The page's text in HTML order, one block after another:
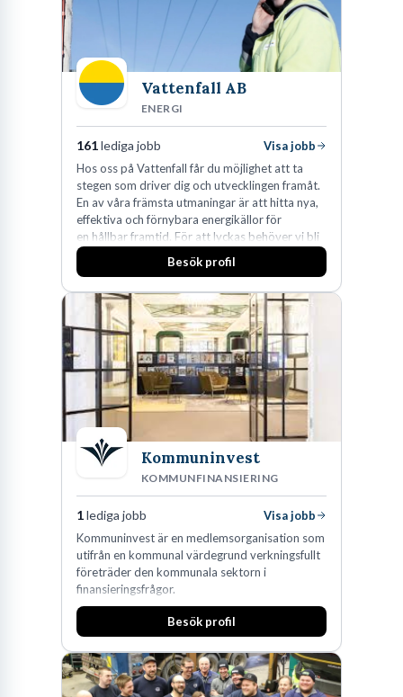
expertis. På vårt kontor i centrala Stockholm är
vi idag drygt 240 medarbetare.
Vattenfall AB
ENERGI
161lediga jobb
Visa jobb
Hos oss på Vattenfall får du möjlighet att ta
stegen som driver dig och utvecklingen framåt.
En av våra främsta utmaningar är att hitta nya,
effektiva och förnybara energikällor för
en hållbar framtid. För att lyckas behöver vi bli
fler medarbetare som vill göra skillnad.
Besök profil
Kommuninvest
KOMMUNFINANSIERING
1lediga jobb
Visa jobb
Kommuninvest är en medlemsorganisation som
utifrån en kommunal värdegrund verkningsfullt
företräder den kommunala sektorn i
finansieringsfrågor.
Besök profil